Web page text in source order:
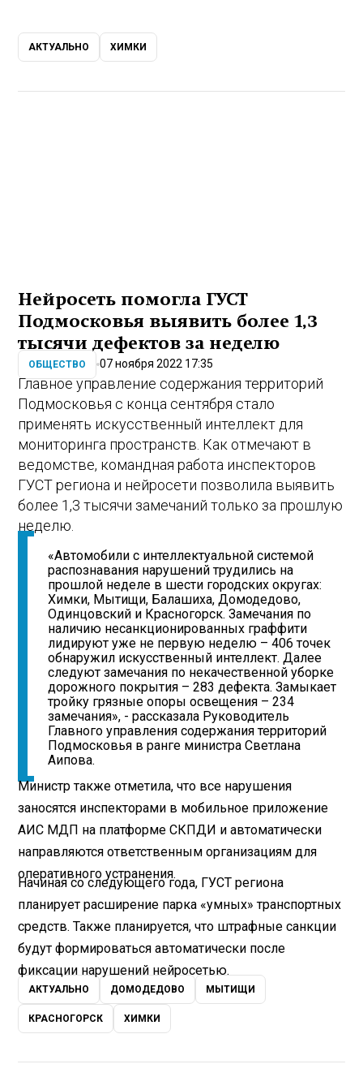
АКТУАЛЬНО ХИМКИ
Нейросеть помогла ГУСТ
Подмосковья выявить более 1,3
тысячи дефектов за неделю
ОБЩЕСТВО 07 ноября 2022 17:35
Главное управление содержания территорий
Подмосковья с конца сентября стало
применять искусственный интеллект для
мониторинга пространств. Как отмечают в
ведомстве, командная работа инспекторов
ГУСТ региона и нейросети позволила выявить
более 1,3 тысячи замечаний только за прошлую
неделю.
«Автомобили с интеллектуальной системой
распознавания нарушений трудились на
прошлой неделе в шести городских округах:
Химки, Мытищи, Балашиха, Домодедово,
Одинцовский и Красногорск. Замечания по
наличию несанкционированных граффити
лидируют уже не первую неделю – 406 точек
обнаружил искусственный интеллект. Далее
следуют замечания по некачественной уборке
дорожного покрытия – 283 дефекта. Замыкает
тройку грязные опоры освещения – 234
замечания», - рассказала Руководитель
Главного управления содержания территорий
Подмосковья в ранге министра Светлана
Аипова.
Министр также отметила, что все нарушения
заносятся инспекторами в мобильное приложение
АИС МДП на платформе СКПДИ и автоматически
направляются ответственным организациям для
оперативного устранения.
Начиная со следующего года, ГУСТ региона
планирует расширение парка «умных» транспортных
средств. Также планируется, что штрафные санкции
будут формироваться автоматически после
фиксации нарушений нейросетью.
АКТУАЛЬНО ДОМОДЕДОВО МЫТИЩИ
КРАСНОГОРСК ХИМКИ